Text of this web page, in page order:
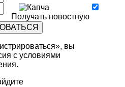
Получать новостную
вы
с условиями
.